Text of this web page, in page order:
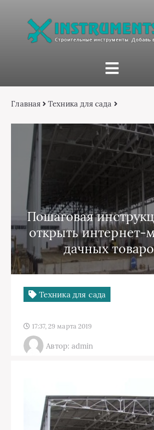
Главная Техника для сада
Пошаговая
открыть интернет-
дачных
Техника для сада
17:37, 29 марта 2019
Автор: admin